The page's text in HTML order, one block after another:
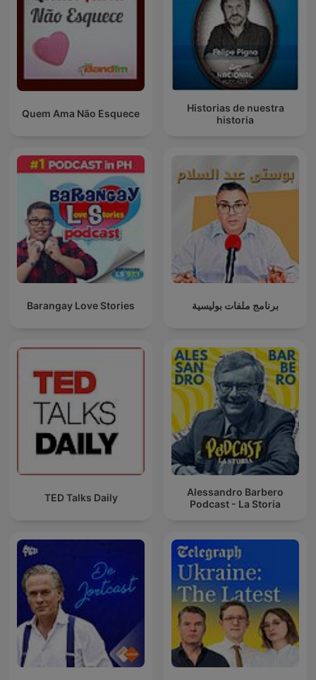
Quem Ama Não Esquece
Historias de nuestra
historia
Barangay Love Stories برنامج ملفات بوليسية
TED Talks Daily
Alessandro Barbero
Podcast - La Storia